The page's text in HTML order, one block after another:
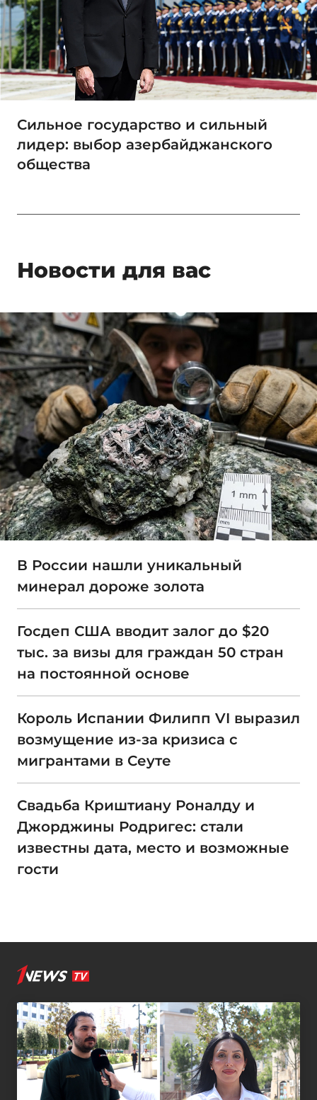
Сильное государство и сильный
лидер: выбор азербайджанского
общества
Новости для вас
В России нашли уникальный
минерал дороже золота
Госдеп США вводит залог до $20
тыс. за визы для граждан 50 стран
на постоянной основе
Король Испании Филипп VI выразил
возмущение из-за кризиса с
мигрантами в Сеуте
Свадьба Криштиану Роналду и
Джорджины Родригес: стали
известны дата, место и возможные
гости